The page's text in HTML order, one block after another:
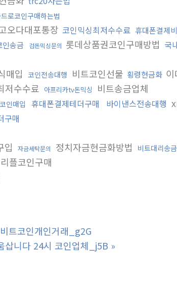
로코인구매하는법
오다대포통장 코인믹싱최저수수료 휴대폰결제
인송금 검돈믹싱문의 롯데상품권코인구매방법 국
매입 코인전송대행 비트코인선물 횡령현금화
저수수료 아프리카tv돈믹싱 비트송금업체
인매입 휴대폰결제테더구매 바이낸스전송대행
구매
입 자금세탁문의 정치자금현금화방법 비트대리송금
플코인구매
트코인개인거래_g2G
삽니다 24시 코인업체_j5B »